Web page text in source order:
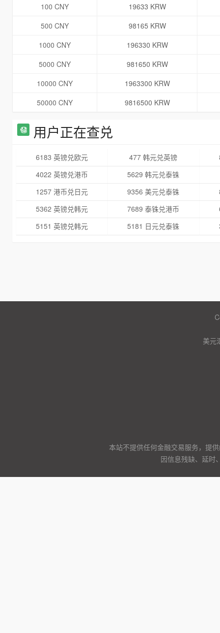
100 CNY
19633 KRW
500 CNY
98165 KRW
1000 CNY
196330 KRW
5000 CNY
981650 KRW
10000 CNY
1963300 KRW
50000 CNY
9816500 KRW
用户正在查兑
6183 英镑兑欧元 477 韩元兑英镑
4022 英镑兑港币
5629 韩元兑泰铢
1257 港币兑日元
9356 美元兑泰铢
5362 英镑兑韩元
7689 泰铢兑港币
5151 英镑兑韩元
5181 日元兑泰铢
美元
本站不提供任何金融交易服务，提
因信息残缺、延时